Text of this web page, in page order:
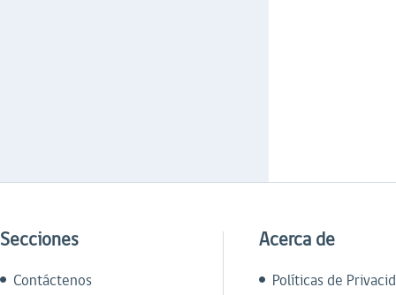
Secciones
Contáctenos
Acerca de
Políticas de